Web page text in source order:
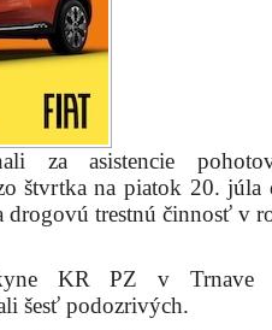
za asistencie
štvrtka na piatok 20. júla
drogovú trestnú činnosť v
KR PZ v Trnave
šesť podozrivých.